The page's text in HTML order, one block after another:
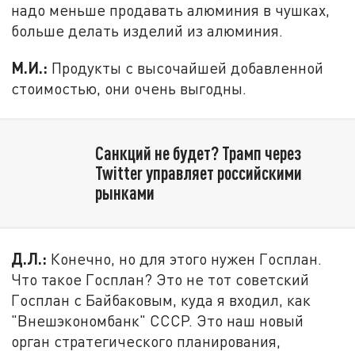
надо меньше продавать алюминия в чушках,
больше делать изделий из алюминия.
М.И.: Продукты с высочайшей добавленной
стоимостью, они очень выгодны.
Санкций не будет? Трамп через
Twitter управляет российскими
рынками
Д.Л.: Конечно, но для этого нужен Госплан.
Что такое Госплан? Это не тот советский
Госплан с Байбаковым, куда я входил, как
"Внешэкономбанк" СССР. Это наш новый
орган стратегического планирования,